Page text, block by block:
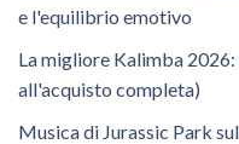
e l'equilibrio emotivo
La migliore Kalimba
all'acquisto completa)
Musica di Jurassic Park